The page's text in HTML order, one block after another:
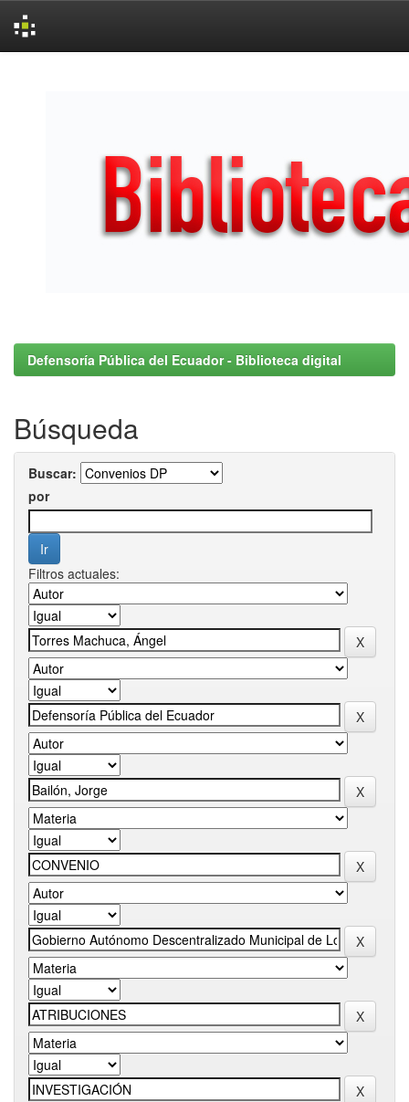
Defensoría Pública del Ecuador - Biblioteca digital
Búsqueda
Buscar:
por
Filtros actuales: